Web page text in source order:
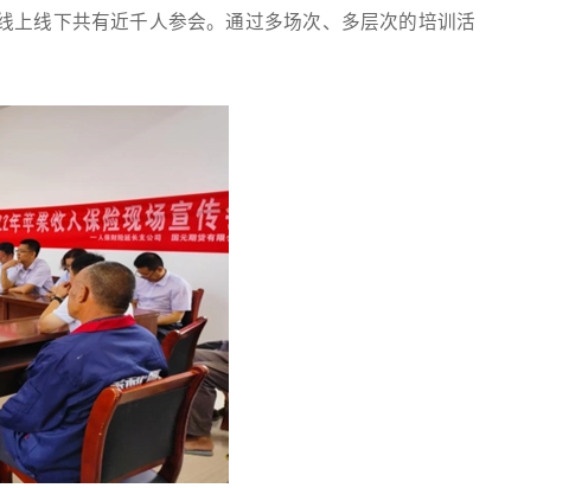
线下共有近千人参会。通过多场次、多层次的培训活